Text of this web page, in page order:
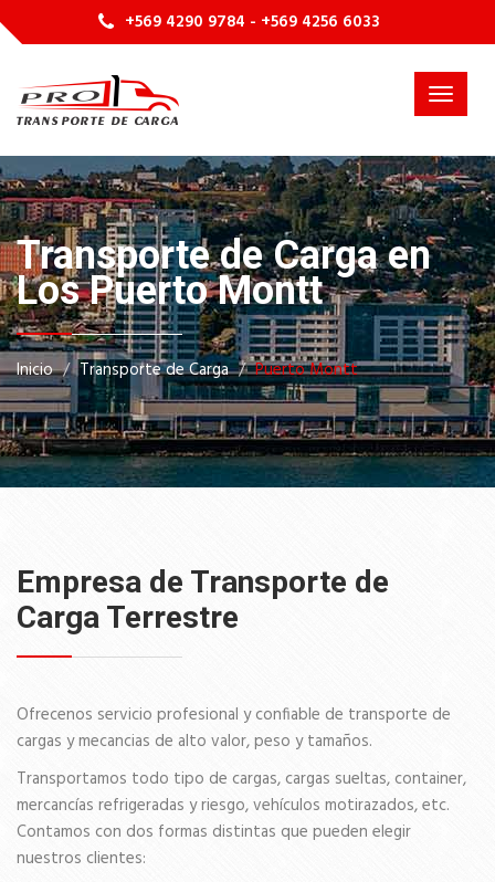
+569 4290 9784 - +569 4256 6033
Toggle
Transporte de Carga en
Los Puerto Montt
Inicio Transporte de Carga Puerto Montt
Empresa de Transporte de
Carga Terrestre
Ofrecenos servicio profesional y confiable de transporte de
cargas y mecancias de alto valor, peso y tamaños.
Transportamos todo tipo de cargas, cargas sueltas, container,
mercancías refrigeradas y riesgo, vehículos motirazados, etc.
Contamos con dos formas distintas que pueden elegir
nuestros clientes: